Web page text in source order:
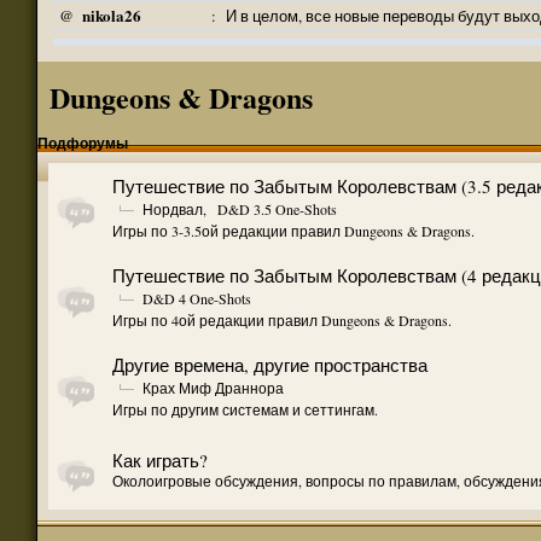
@ nikola26 : И в целом, все новые переводы будут
@ nikola26 : Khellendros, и пятая книга Братства
@ Khellendros : И я видел вы в вк продаете печатный
@ Khellendros
@ jackal tm : Всем привет. По тёмному эльфу есть
@
Энори Найтин... : Открыт сбор на перевод финальной части
@ Zelgedis : Привет всем! Ух давно меня здесь не
@ Bastian :
С Новым годом! )
@ nikola26 : @melvin, пока не кому. все переводчики
@ Easter : @ naugrim , вам именно художественные
@ naugrim : Англо-Читающие подскажите были ли
@ nikola26
@
@ jackal tm : Я для себя перевожу через переводчик,
Dungeons & Dragons
Подфорумы
Путешествие по Забытым Королевствам (3.5
Нордвал,
D&D 3.5 One-Shots
Игры по 3-3.5ой редакции правил Dungeons & Dragons.
Путешествие по Забытым Королевствам (4
D&D 4 One-Shots
Игры по 4ой редакции правил Dungeons & Dragons.
Другие времена, другие пространства
Крах Миф Драннора
Игры по другим системам и сеттингам.
Как играть?
Околоигровые обсуждения, вопросы по правилам,